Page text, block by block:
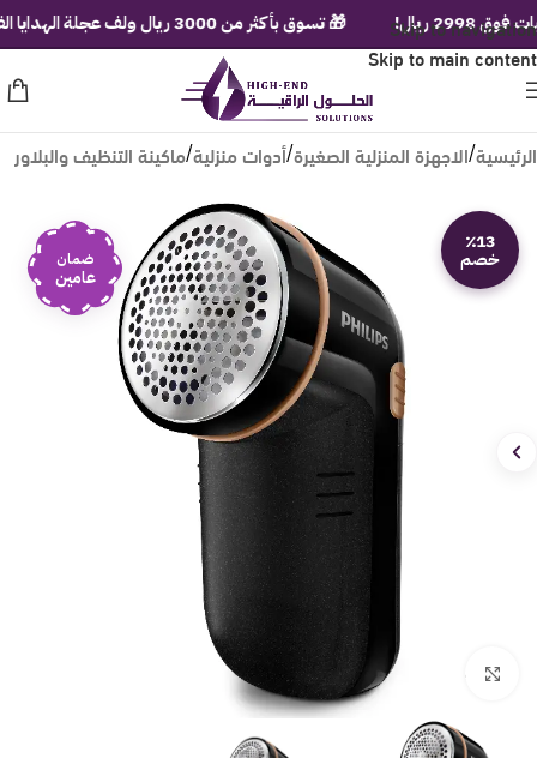
Skip to navigation
Skip to main content
الرئيسية/الاجهزة المنزلية الصغيرة/أدوات منزلية/ماكينة التنظيف والبلاور
٪13
خصم ضمان
عامين
Click to enlarge
🎁 تسوق بأكثر من 3000 ريال ولف عجلة الهدايا الفورية!